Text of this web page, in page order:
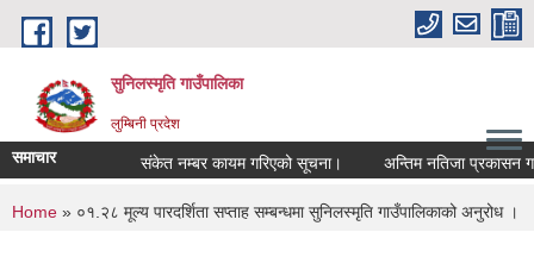
Skip to main content
सुनिलस्मृति गाउँपालिका
लुम्बिनी प्रदेश
समाचार संकेत नम्बर कायम गरिएको सूचना। अन्तिम नतिजा प्रकासन
You are here
Home » ०१.२८ मूल्य पारदर्शिता सप्ताह सम्बन्धमा सुनिलस्मृति गाउँपालिकाको अनुरोध ।